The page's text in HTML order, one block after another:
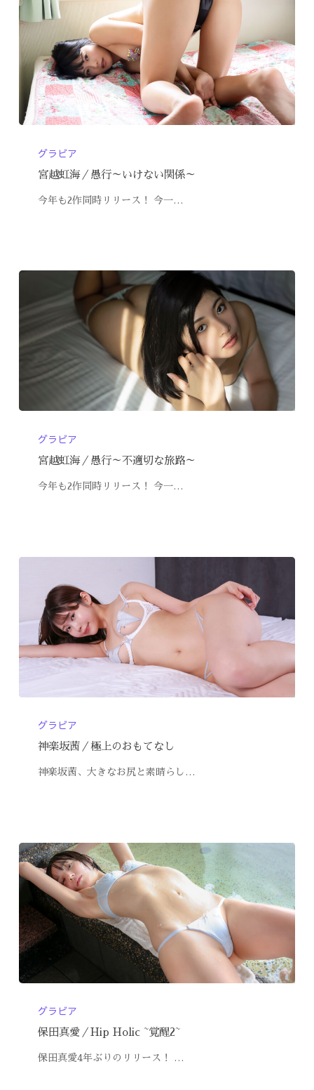
グラビア
宮越虹海／愚行～いけない関係～
今年も2作同時リリース！ 今一…
グラビア
宮越虹海／愚行～不適切な旅路～
今年も2作同時リリース！ 今一…
グラビア
神楽坂茜／極上のおもてなし
神楽坂茜、大きなお尻と素晴らし…
グラビア
保田真愛／Hip Holic ~覚醒2~
保田真愛4年ぶりのリリース！ …